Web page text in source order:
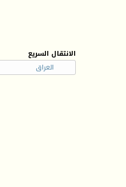
الانتقال السريع